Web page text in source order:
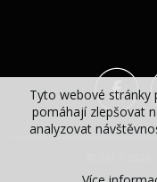
Tyto webové stránky
pomáhají zlepšovat
analyzovat